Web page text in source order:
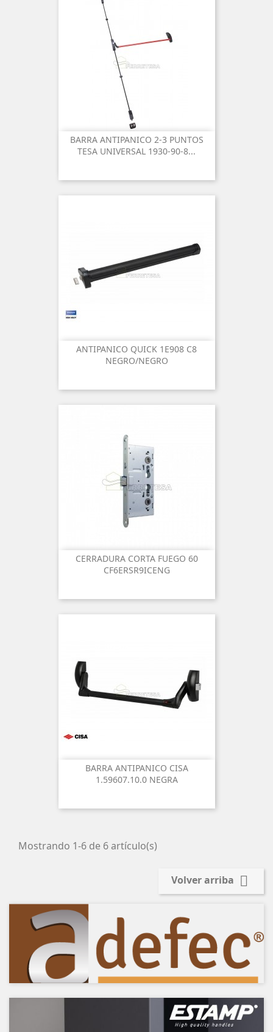
BARRA ANTIPANICO 2-3 PUNTOS
TESA UNIVERSAL 1930-90-8...
ANTIPANICO QUICK 1E908 C8
NEGRO/NEGRO
CERRADURA CORTA FUEGO 60
CF6ERSR9ICENG
BARRA ANTIPANICO CISA
1.59607.10.0 NEGRA
Mostrando 1-6 de 6 artículo(s)
Volver arriba 